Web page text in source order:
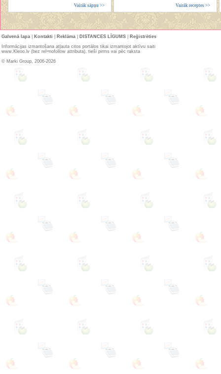
Vairāk sāpņu >> Vairāk receptes >>
Galvenā lapa Kontakti Reklāma DISTANCES LĪGUMS
Reģistrēties
Informācijas izmantošana atļauta citos portālos tikai izmantojot aktīvu saiti
www.Kleoo.lv (bez rel=nofollow attributa), tieši pirms vai pēc raksta
© Marki Group, 2006-2026